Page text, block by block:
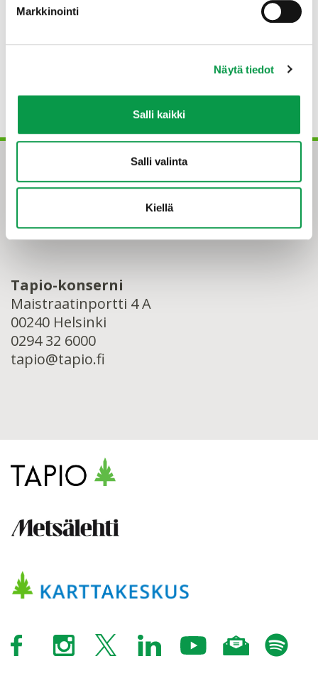
Markkinointi
Näytä tiedot
Salli kaikki
Salli valinta
Kiellä
Lue lisää avainkouluttajien toiminnasta ja ilmoittaudu
molempiin perusvalmennuksiin viimeistään 18.4. klo
Kuva: Metsänhoidon suositusten avainkouluttajia
ajankohtaisvalmennuksen maastokohteilla.
Tapio-konserni
Maistraatinportti 4 A
00240 Helsinki
0294 32 6000
tapio@tapio.fi